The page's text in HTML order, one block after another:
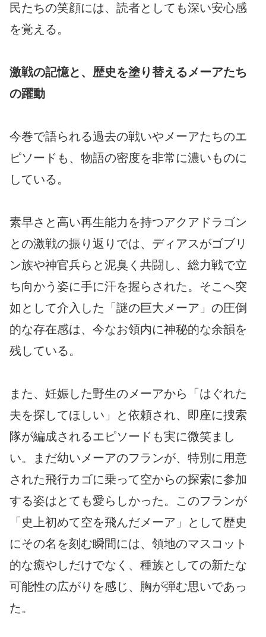
民たちの笑顔には、読者としても深い安心感
を覚える。
激戦の記憶と、歴史を塗り替えるメーアたち
の躍動
今巻で語られる過去の戦いやメーアたちのエ
ピソードも、物語の密度を非常に濃いものに
している。
素早さと高い再生能力を持つアクアドラゴン
との激戦の振り返りでは、ディアスがゴブリ
ン族や神官兵らと泥臭く共闘し、総力戦で立
ち向かう姿に手に汗を握らされた。そこへ突
如として介入した「謎の巨大メーア」の圧倒
的な存在感は、今なお領内に神秘的な余韻を
残している。
また、妊娠した野生のメーアから「はぐれた
夫を探してほしい」と依頼され、即座に捜索
隊が編成されるエピソードも実に微笑まし
い。まだ幼いメーアのフランが、特別に用意
された飛行カゴに乗って空からの探索に参加
する姿はとても愛らしかった。このフランが
「史上初めて空を飛んだメーア」として歴史
にその名を刻む瞬間には、領地のマスコット
的な癒やしだけでなく、種族としての新たな
可能性の広がりを感じ、胸が弾む思いであっ
た。